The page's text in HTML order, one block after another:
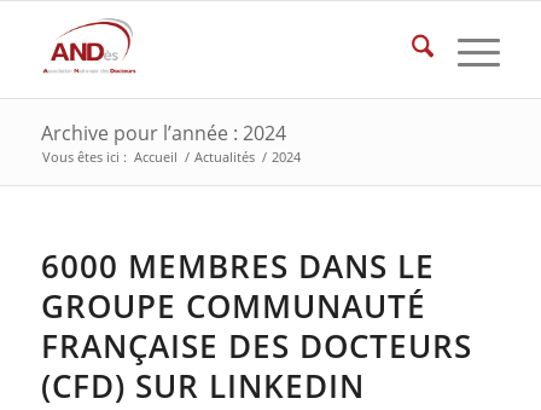
Archive pour l’année : 2024
Vous êtes ici : Accueil / Actualités / 2024
6000 MEMBRES DANS LE
GROUPE COMMUNAUTÉ
FRANÇAISE DES DOCTEURS
(CFD) SUR LINKEDIN